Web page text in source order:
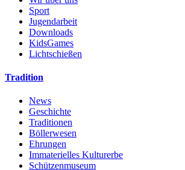
Sport
Jugendarbeit
Downloads
KidsGames
Lichtschießen
Tradition
News
Geschichte
Traditionen
Böllerwesen
Ehrungen
Immaterielles Kulturerbe
Schützenmuseum